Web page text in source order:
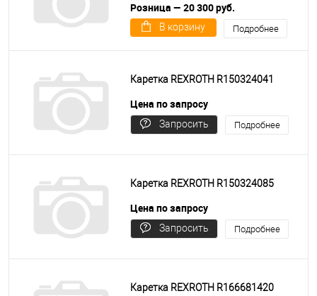
Розница — 20 300 руб.
В корзину Подробнее
Каретка REXROTH R150324041
Цена по запросу
Запросить
Подробнее
Каретка REXROTH R150324085
Цена по запросу
Запросить
Подробнее
Каретка REXROTH R166681420